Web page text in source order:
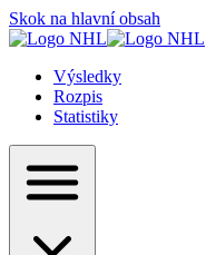
Skok na hlavní obsah
Výsledky
Rozpis
Statistiky